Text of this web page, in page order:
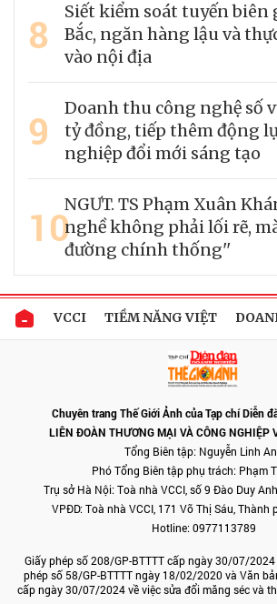
8
Siết kiểm soát tuyến biên
Bắc, ngăn hàng lậu và
vào nội địa
9
Doanh thu công nghệ số
tỷ đồng, tiếp thêm động
nghiệp đổi mới sáng tạo
10NGƯT. TS Phạm Xuân
nghề không phải lối rẽ,
đường chính thống''
VCCI TIỀM NĂNG VIỆT
Chuyên trang Thế Giới Ảnh của Tạp chí Diễn
LIÊN ĐOÀN THƯƠNG MẠI VÀ CÔNG NGHIỆP
Tổng Biên tập: Nguyễn Linh
Phó Tổng Biên tập phụ trách: Phạm
Trụ sở Hà Nội: Toà nhà VCCI, số 9 Đào Duy
VPĐD: Toà nhà VCCI, 171 Võ Thị Sáu, Thành
Hotline: 0977113789
Giấy phép số 208/GP-BTTTT cấp ngày 30/07/
phép số 58/GP-BTTTT ngày 18/02/2020 và Văn
cấp ngày 30/07/2024 về việc sửa đổi măng séc và